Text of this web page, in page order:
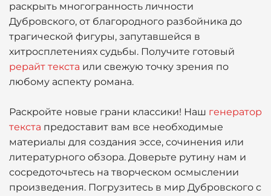
раскрыть многогранность личности
Дубровского, от благородного разбойника до
трагической фигуры, запутавшейся в
хитросплетениях судьбы. Получите готовый
рерайт текста или свежую точку зрения по
любому аспекту романа.
Раскройте новые грани классики! Наш генератор
текста предоставит вам все необходимые
материалы для создания эссе, сочинения или
литературного обзора. Доверьте рутину нам и
сосредоточьтесь на творческом осмыслении
произведения. Погрузитесь в мир Дубровского с